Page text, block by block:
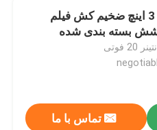
رنگ آبی 3 اینچ ضخیم کش فیلم
بسته بندی شده
تماس با ما